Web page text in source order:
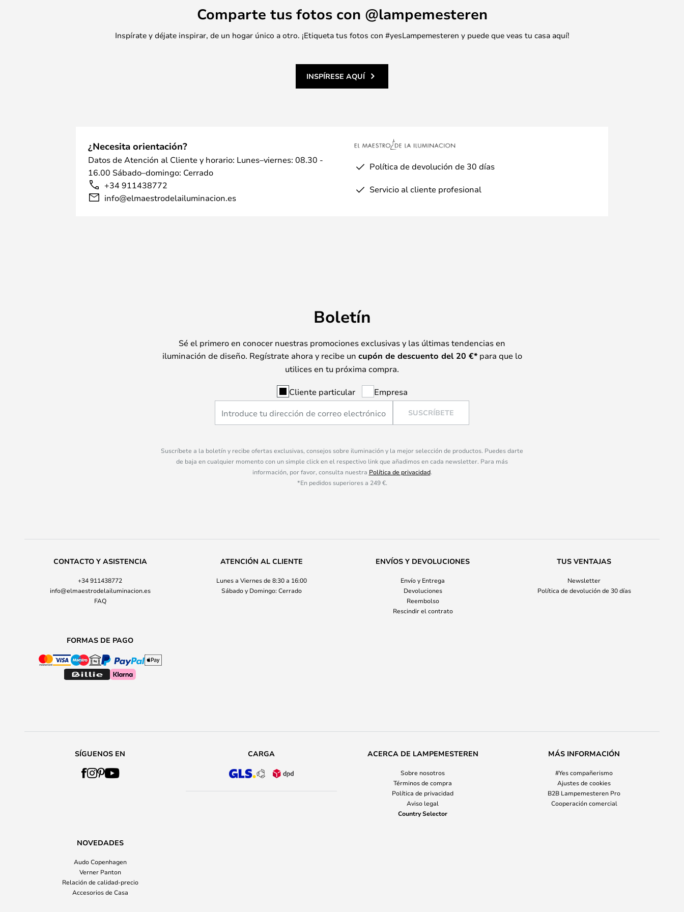
Comparte tus fotos con @lampemesteren
Inspírate y déjate inspirar, de un hogar único a otro. ¡Etiqueta tus fotos con #yesLampemesteren y puede que veas tu casa aquí!
INSPÍRESE AQUÍ
¿Necesita orientación?
Datos de Atención al Cliente y horario: Lunes–viernes: 08.30 -
16.00 Sábado–domingo: Cerrado
+34 911438772
info@elmaestrodelailuminacion.es
Política de devolución de 30 días
Servicio al cliente profesional
Boletín
Sé el primero en conocer nuestras promociones exclusivas y las últimas tendencias en
iluminación de diseño. Regístrate ahora y recibe un cupón de descuento del 20 €*para que lo
utilices en tu próxima compra.
Cliente particular Empresa
SUSCRÍBETE
Suscríbete a la boletín y recibe ofertas exclusivas, consejos sobre iluminación y la mejor selección de productos. Puedes darte
de baja en cualquier momento con un simple click en el respectivo link que añadimos en cada newsletter. Para más
información, por favor, consulta nuestra Política de privacidad.
*En pedidos superiores a 249 €.
CONTACTO Y ASISTENCIA
+34 911438772
info@elmaestrodelailuminacion.es
FAQ
ATENCIÓN AL CLIENTE
Lunes a Viernes de 8:30 a 16:00
Sábado y Domingo: Cerrado
ENVÍOS Y DEVOLUCIONES
Envío y Entrega
Devoluciones
Reembolso
Rescindir el contrato
TUS VENTAJAS
Newsletter
Política de devolución de 30 días
FORMAS DE PAGO
SÍGUENOS EN CARGA ACERCA DE LAMPEMESTEREN
Sobre nosotros
Términos de compra
Política de privacidad
Aviso legal
Country Selector
MÁS INFORMACIÓN
#Yes compañerismo
Ajustes de cookies
B2B Lampemesteren Pro
Cooperación comercial
NOVEDADES
Audo Copenhagen
Verner Panton
Relación de calidad-precio
Accesorios de Casa